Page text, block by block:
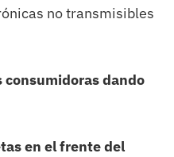
no transmisibles
consumidoras dando
en el frente del